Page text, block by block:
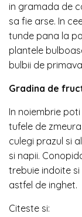
in gramada de
sa fie arse. In
tunde pana la
plantele
bulbii de
Gradina de
In noiembrie
tufele de
culegi prazul si
si napii.
trebuie indoite
astfel de inghet.
Citeste si: